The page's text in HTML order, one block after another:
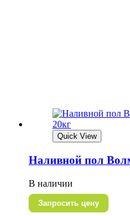
Quick View
Наливной пол
В наличии
Запросить цену